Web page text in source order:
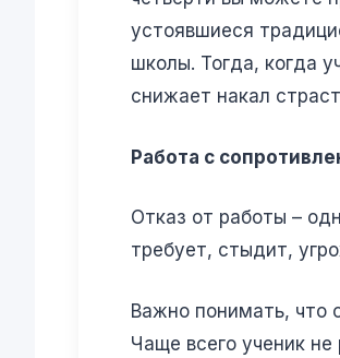
устоявшиеся
школы. Тогда, когда
снижает накал
Работа с
Отказ от работы –
требует, стыдит,
Важно понимать, что
Чаще всего ученик